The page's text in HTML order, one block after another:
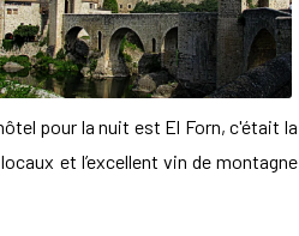
pour la nuit est El Forn, c'était la
et l’excellent vin de montagne